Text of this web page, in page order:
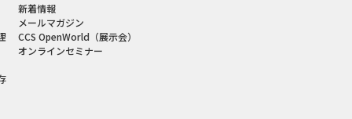
新着情報
メールマガジン
CCS OpenWorld（展示会）
オンラインセミナー